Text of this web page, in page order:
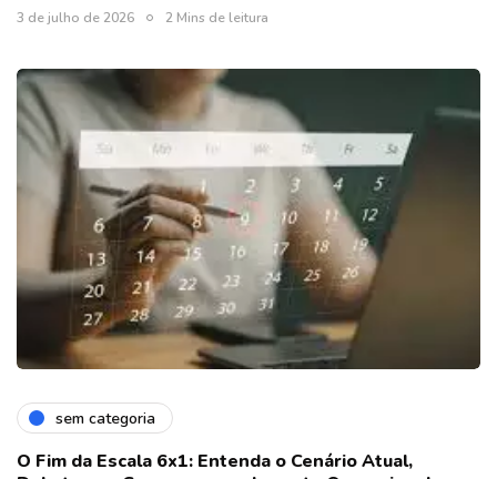
3 de julho de 2026 2 Mins de leitura
sem categoria
O Fim da Escala 6x1: Entenda o Cenário Atual,